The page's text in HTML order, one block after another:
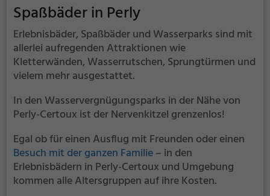
Spaßbäder in Perly
Erlebnisbäder, Spaßbäder und Wasserparks sind mit
allerlei aufregenden Attraktionen wie
Kletterwänden, Wasserrutschen, Sprungtürmen und
vielem mehr ausgestattet.
In den Wasservergnügungsparks in der Nähe von
Perly-Certoux ist der Nervenkitzel grenzenlos!
Egal ob für einen Ausflug mit Freunden oder einen
Besuch mit der ganzen Familie– in den
Erlebnisbädern in Perly-Certoux und Umgebung
kommen alle Altersgruppen auf ihre Kosten.